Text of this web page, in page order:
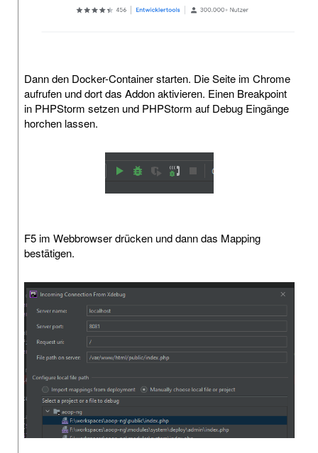
Dann den Docker-Container starten. Die Seite im Chrome
aufrufen und dort das Addon aktivieren. Einen Breakpoint
in PHPStorm setzen und PHPStorm auf Debug Eingänge
horchen lassen.
F5 im Webbrowser drücken und dann das Mapping
bestätigen.